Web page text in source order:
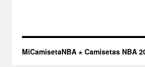
MiCamisetaNBA ⋆ Camisetas NBA